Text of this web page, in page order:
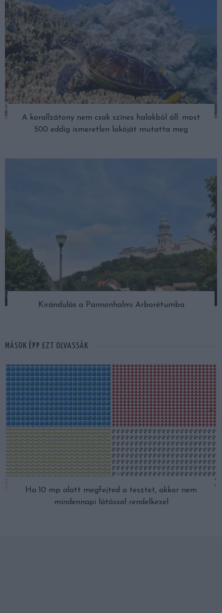
A korallzátony nem csak színes halakból áll: most
500 eddig ismeretlen lakóját mutatta meg
Kirándulás a Pannonhalmi Arborétumba
MÁSOK ÉPP EZT OLVASSÁK
Ha 10 mp alatt megfejted a tesztet, akkor nem
mindennapi látással rendelkezel